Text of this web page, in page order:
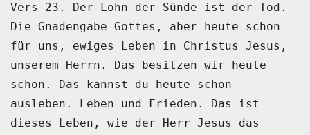
Vers 23 .
Der Lohn der Sünde ist der Tod.
Die Gnadengabe Gottes, aber heute schon
für uns, ewiges Leben in Christus Jesus,
unserem Herrn.
Das besitzen wir heute
schon. Das kannst du heute schon
ausleben.
Leben und Frieden.
Das ist
dieses Leben, wie der Herr Jesus das